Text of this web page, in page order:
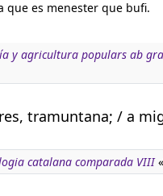
que es menester que bufi.
y agricultura populars ab
tramuntana; / a
catalana comparada VIII